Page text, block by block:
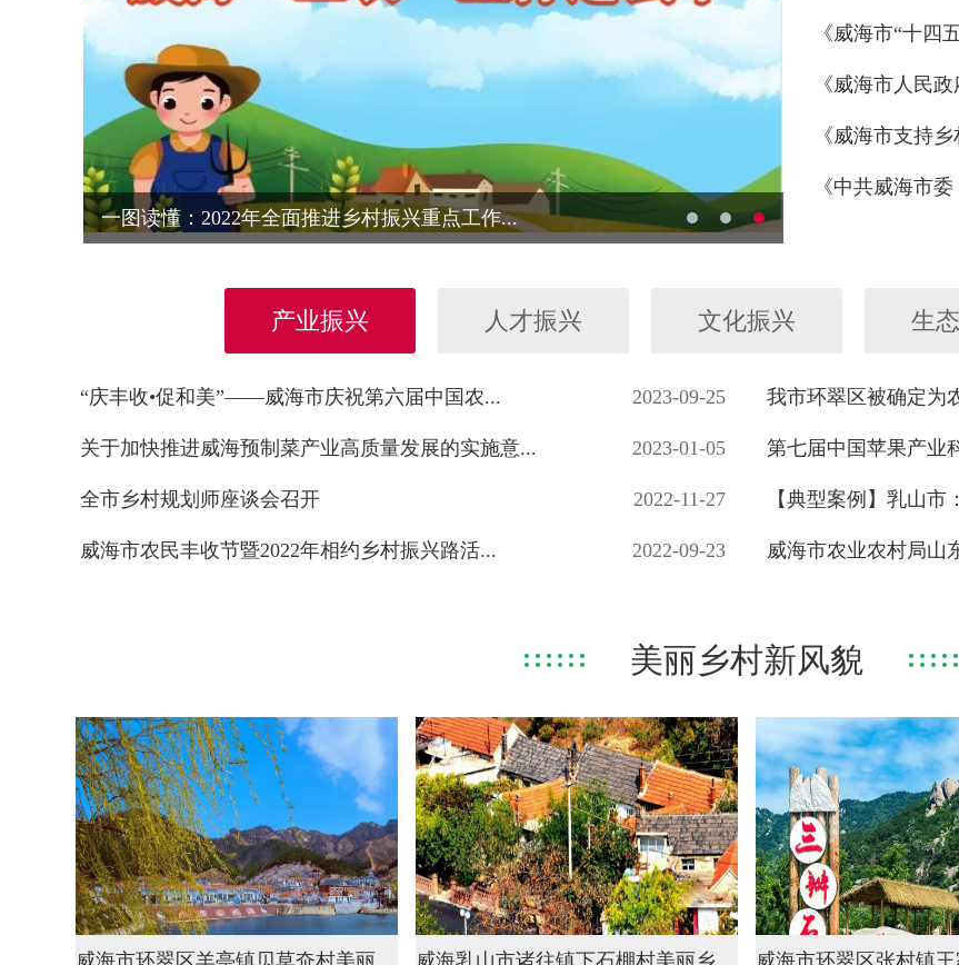
一图读懂：2022年全面推进乡村振兴重点工作...
《威海市“十四
《威海市人民
《威海市支持
《中共威海市
产业振兴 人才振兴 文化振兴 生
“庆丰收•促和美”——威海市庆祝第六届中国农... 2023-09-25 我市环翠区被确定为
关于加快推进威海预制菜产业高质量发展的实施意... 2023-01-05 第七届中国苹果产业
全市乡村规划师座谈会召开 2022-11-27 【典型案例】乳山市
威海市农民丰收节暨2022年相约乡村振兴路活... 2022-09-23 威海市农业农村局山
美丽乡村新风貌
威海市环翠区羊亭镇贝草夼村美丽乡村新风貌